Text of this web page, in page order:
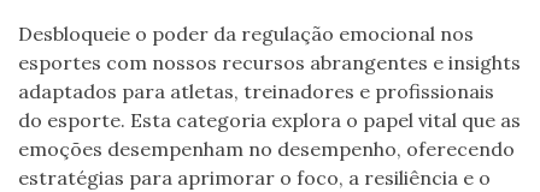
Desbloqueie o poder da regulação emocional nos
esportes com nossos recursos abrangentes e insights
adaptados para atletas, treinadores e profissionais
do esporte. Esta categoria explora o papel vital que as
emoções desempenham no desempenho, oferecendo
estratégias para aprimorar o foco, a resiliência e o